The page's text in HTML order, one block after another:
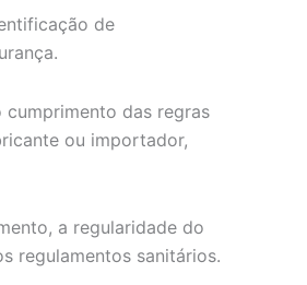
de
das regras
ou importador,
a regularidade do
regulamentos sanitários.